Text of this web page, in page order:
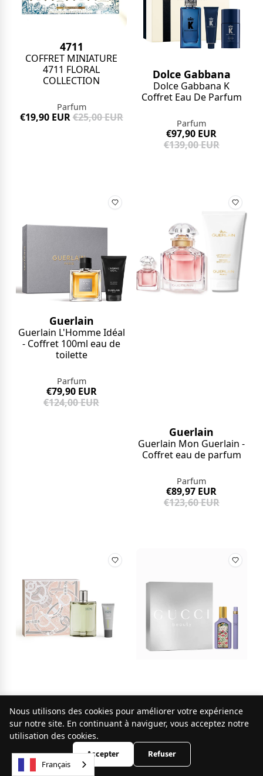
4711
COFFRET MINIATURE
4711 FLORAL
COLLECTION
Parfum
€19,90 EUR€25,00 EUR
Dolce Gabbana
Dolce Gabbana K
Coffret Eau De Parfum
Parfum
€97,90 EUR
€139,00 EUR
Guerlain
Guerlain L'Homme Idéal
- Coffret 100ml eau de
toilette
Parfum
€79,90 EUR
€124,00 EUR
Guerlain
Guerlain Mon Guerlain -
Coffret eau de parfum
Parfum
€89,97 EUR
€123,60 EUR
Nous utilisons des cookies pour améliorer votre expérience
sur notre site. En continuant à naviguer, vous acceptez notre
utilisation des cookies.
Accepter Refuser
Français
9.8 /10
253 avis